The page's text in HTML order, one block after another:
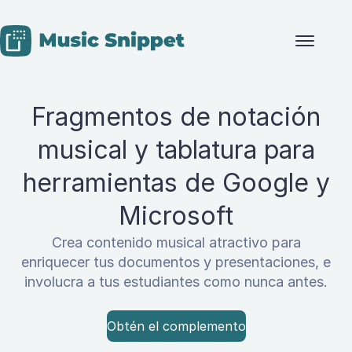
Fragmentos de notación
musical y tablatura para
herramientas de Google y
Microsoft
Crea contenido musical atractivo para
enriquecer tus documentos y presentaciones, e
involucra a tus estudiantes como nunca antes.
Obtén el complemento